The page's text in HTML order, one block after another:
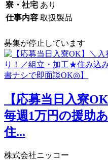
寮・社宅 あり
仕事内容 取扱製品
募集が停止しています
【応募当日入寮
毎週1万円の援助
住...
株式会社ニッコー